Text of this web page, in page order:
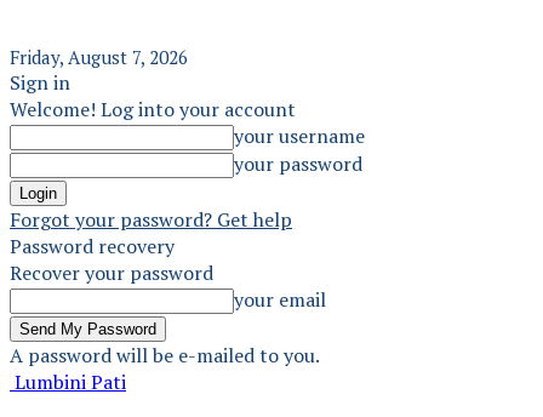
Friday, August 7, 2026
Sign in
Welcome! Log into your account
your username
your password
Forgot your password? Get help
Password recovery
Recover your password
your email
A password will be e-mailed to you.
Lumbini Pati